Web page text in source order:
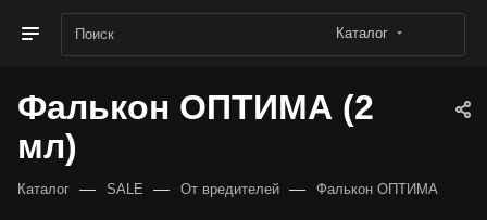
Каталог
Фалькон ОПТИМА (2
мл)
Каталог — SALE — От вредителей — Фалькон ОПТИМА